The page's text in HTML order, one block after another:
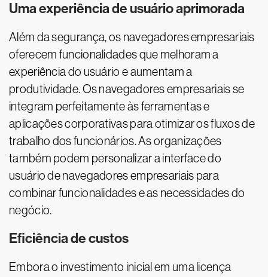
Uma experiência de usuário aprimorada
Além da segurança, os navegadores empresariais
oferecem funcionalidades que melhoram a
experiência do usuário e aumentam a
produtividade. Os navegadores empresariais se
integram perfeitamente às ferramentas e
aplicações corporativas para otimizar os fluxos de
trabalho dos funcionários. As organizações
também podem personalizar a interface do
usuário de navegadores empresariais para
combinar funcionalidades e as necessidades do
negócio.
Eficiência de custos
Embora o investimento inicial em uma licença